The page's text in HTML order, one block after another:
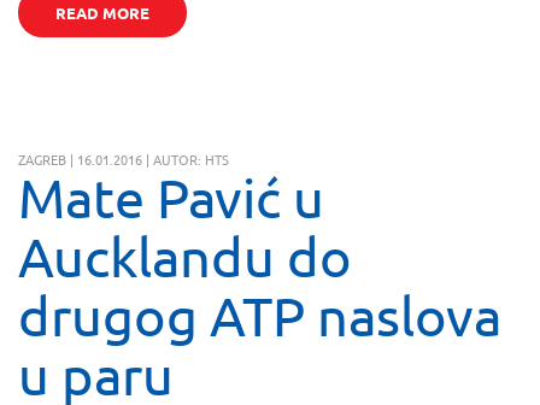
READ MORE
ZAGREB | 16.01.2016 | AUTOR: HTS
Mate Pavić u
Aucklandu do
drugog ATP naslova
u paru